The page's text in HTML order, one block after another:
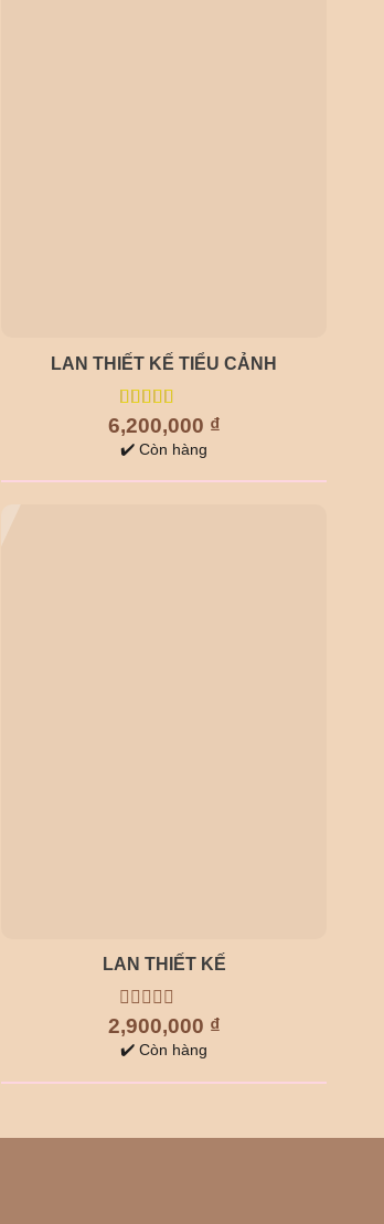
LAN THIẾT KẾ TIỂU CẢNH
5.00out of
5
6,200,000 ₫
✔️ Còn hàng
LAN THIẾT KẾ
0
out
of
2,900,000 ₫
✔️ Còn hàng